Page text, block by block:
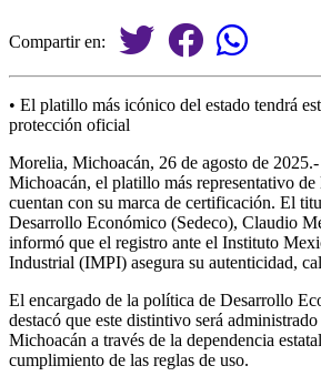
Compartir en:
• El platillo más icónico del estado tendrá
protección oficial
Morelia, Michoacán, 26 de agosto de
Michoacán, el platillo más representativo
cuentan con su marca de certificación. El
Desarrollo Económico (Sedeco), Claudio
informó que el registro ante el Instituto
Industrial (IMPI) asegura su autenticidad,
El encargado de la política de Desarrollo
destacó que este distintivo será
Michoacán a través de la dependencia
cumplimiento de las reglas de uso.